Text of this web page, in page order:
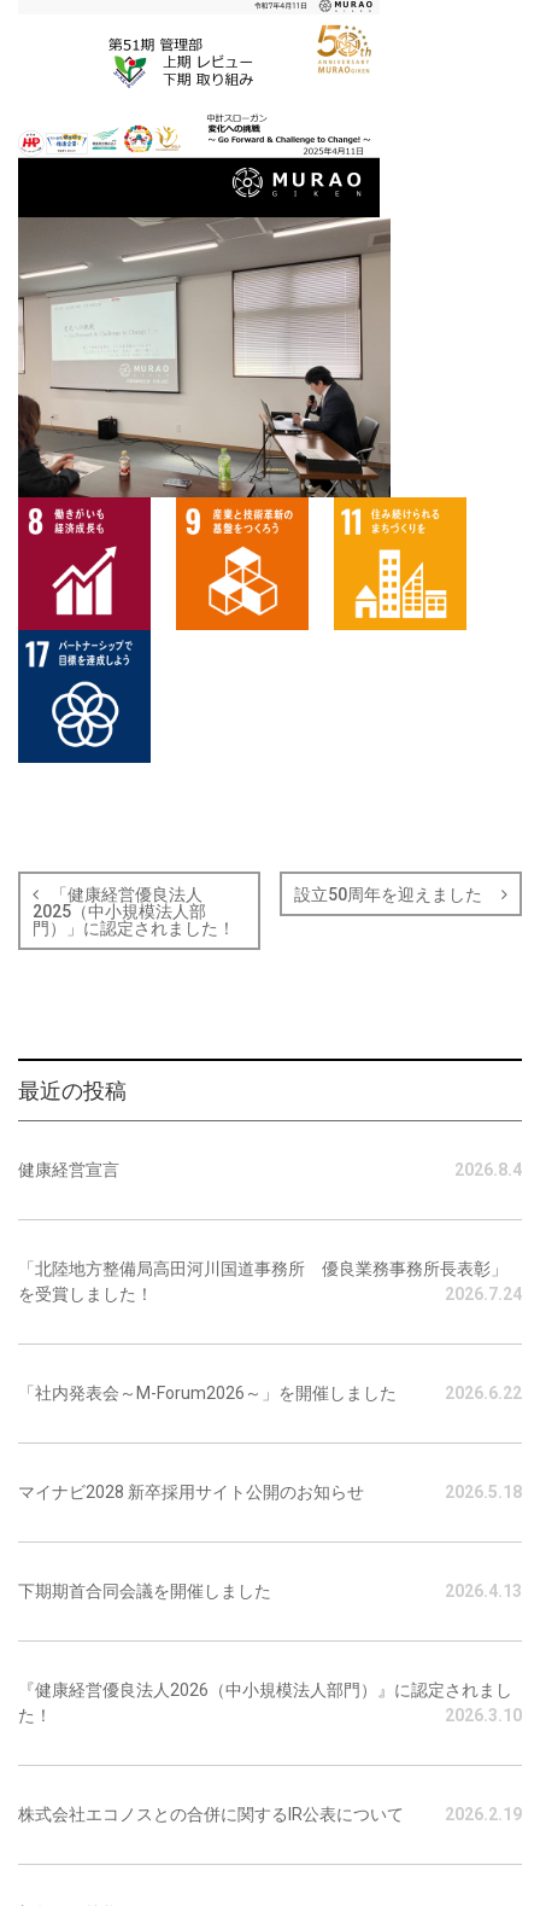
ナ
ビ
ゲ
ー
シ
「健康経営優良法人
2025（中小規模法人部
門）」に認定されました！
設立50周年を迎えました
最近の投稿
健康経営宣言 2026.8.4
「北陸地方整備局高田河川国道事務所 優良業務事務所長表彰」
を受賞しました！
2026.7.24
「社内発表会～M-Forum2026～」を開催しました 2026.6.22
マイナビ2028 新卒採用サイト公開のお知らせ 2026.5.18
下期期首合同会議を開催しました 2026.4.13
『健康経営優良法人2026（中小規模法人部門）』に認定されまし
た！
2026.3.10
株式会社エコノスとの合併に関するIR公表について 2026.2.19